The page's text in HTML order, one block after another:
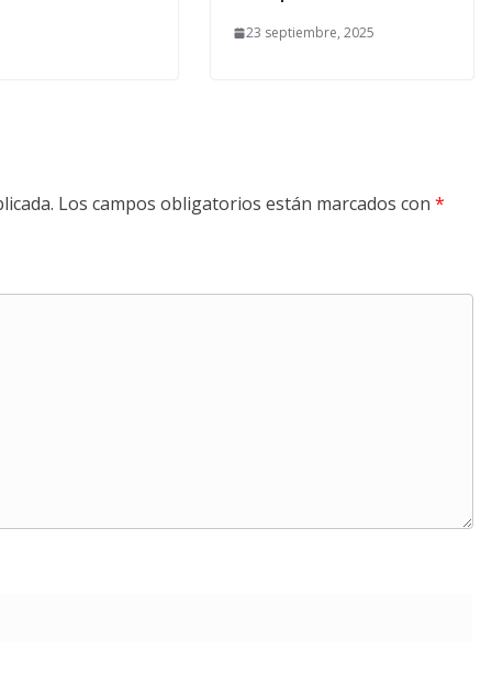
23 septiembre, 2025
Los campos obligatorios están marcados con *